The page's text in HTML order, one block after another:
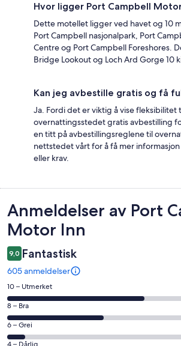
Hvor ligger Port Campbell
Dette motellet ligger ved havet og 10
Port Campbell nasjonalpark, Port
Centre og Port Campbell Foreshores.
Bridge Lookout og Loch Ard Gorge 10
Kan jeg avbestille gratis og få
Ja. Fordi det er viktig å vise fleksibilitet
overnattingsstedet gratis avbestilling
en titt på avbestillingsreglene til
nettstedet vårt for å få mer
eller krav.
Anmeldelser
Anmeldelser av Port
Motor Inn
9,0 Fantastisk
605 anmeldelser
Rangering
på
10
−
Utmerket.
10 – Utmerket
Rangering
på
8
8 – Bra
Rangering
på
6 – Grei